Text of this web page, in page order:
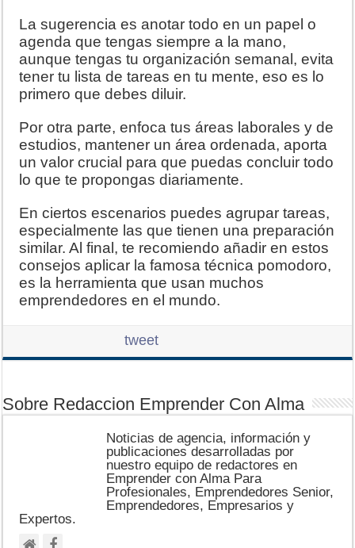
La sugerencia es anotar todo en un papel o
agenda que tengas siempre a la mano,
aunque tengas tu organización semanal, evita
tener tu lista de tareas en tu mente, eso es lo
primero que debes diluir.
Por otra parte, enfoca tus áreas laborales y de
estudios, mantener un área ordenada, aporta
un valor crucial para que puedas concluir todo
lo que te propongas diariamente.
En ciertos escenarios puedes agrupar tareas,
especialmente las que tienen una preparación
similar. Al final, te recomiendo añadir en estos
consejos aplicar la famosa técnica pomodoro,
es la herramienta que usan muchos
emprendedores en el mundo.
tweet
Sobre Redaccion Emprender Con Alma
Noticias de agencia, información y
publicaciones desarrolladas por
nuestro equipo de redactores en
Emprender con Alma Para
Profesionales, Emprendedores Senior,
Emprendedores, Empresarios y
Expertos.